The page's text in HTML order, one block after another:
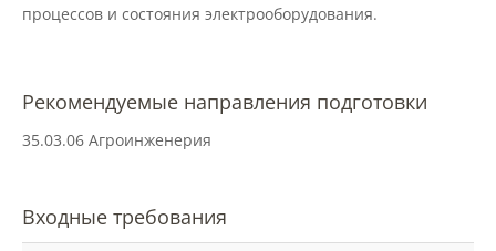
Документы
Протоколы
процессов и состояния электрооборудования.
Рекомендуемые направления подготовки
35.03.06 Агроинженерия
Входные требования